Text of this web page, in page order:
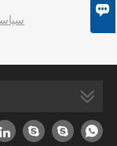
   
